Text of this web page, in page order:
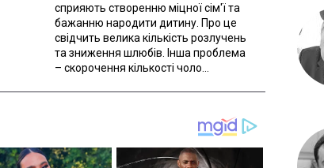
сприяють створенню міцної сім'ї та
бажанню народити дитину. Про це
свідчить велика кількість розлучень
та зниження шлюбів. Інша проблема
– скорочення кількості чоло...